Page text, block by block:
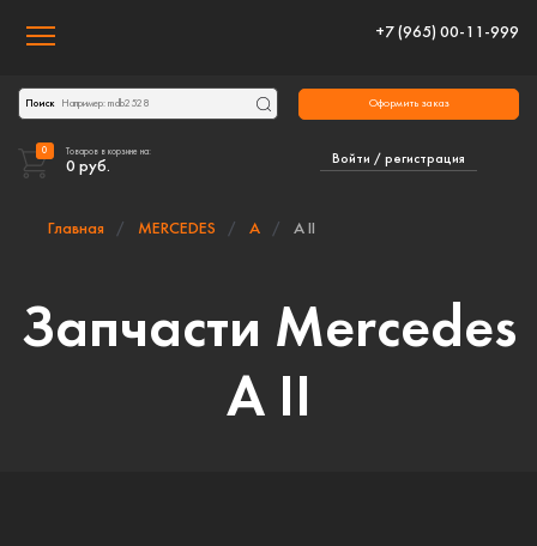
Toggle navigation
+7 (965) 00-11-999
Поиск
Войти / регистрация
0 Товаров в корзине на:
0 руб.
Оформить заказ
Главная MERCEDES A A II
Запчасти Mercedes
A II